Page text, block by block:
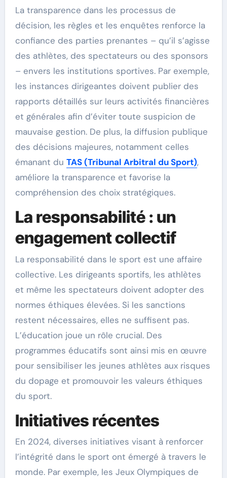
La transparence dans les processus de
décision, les règles et les enquêtes renforce la
confiance des parties prenantes – qu’il s’agisse
des athlètes, des spectateurs ou des sponsors
– envers les institutions sportives. Par exemple,
les instances dirigeantes doivent publier des
rapports détaillés sur leurs activités financières
et générales afin d’éviter toute suspicion de
mauvaise gestion. De plus, la diffusion publique
des décisions majeures, notamment celles
émanant du TAS (Tribunal Arbitral du Sport),
améliore la transparence et favorise la
compréhension des choix stratégiques.
La responsabilité : un
engagement collectif
La responsabilité dans le sport est une affaire
collective. Les dirigeants sportifs, les athlètes
et même les spectateurs doivent adopter des
normes éthiques élevées. Si les sanctions
restent nécessaires, elles ne suffisent pas.
L’éducation joue un rôle crucial. Des
programmes éducatifs sont ainsi mis en œuvre
pour sensibiliser les jeunes athlètes aux risques
du dopage et promouvoir les valeurs éthiques
du sport.
Initiatives récentes
En 2024, diverses initiatives visant à renforcer
l’intégrité dans le sport ont émergé à travers le
monde. Par exemple, les Jeux Olympiques de